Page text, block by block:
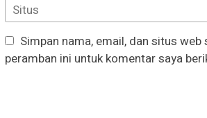
Simpan nama, email, dan situs web
peramban ini untuk komentar saya